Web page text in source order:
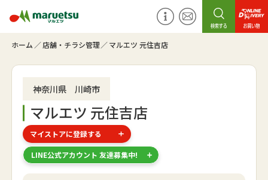
ホーム 店舗・チラシ管理 マルエツ 元住吉店
神奈川県 川崎市
マルエツ 元住吉店
マイストアに登録する
LINE公式アカウント 友達募集中!